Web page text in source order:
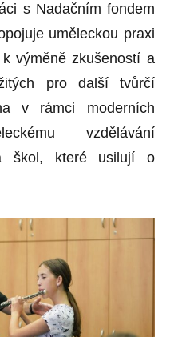
s Nadačním fondem
uměleckou praxi
výměně zkušeností a
pro další tvůrčí
v rámci moderních
vzdělávání
škol, které usilují o